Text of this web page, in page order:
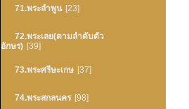
71.พระลำพูน [23]
72.พระเลย(ตามลำดับตัว
อักษร) [39]
73.พระศรีษะเกษ [37]
74.พระสกลนคร [98]